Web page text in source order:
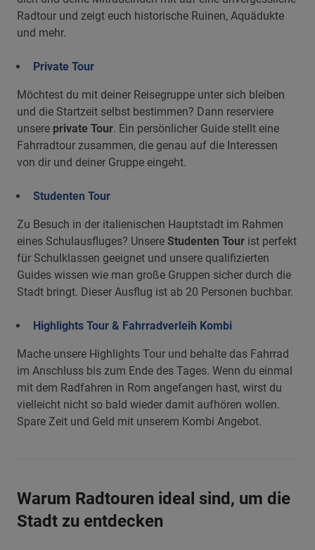
Radtour und zeigt euch historische Ruinen, Aquädukte
und mehr.
Private Tour
Möchtest du mit deiner Reisegruppe unter sich bleiben
und die Startzeit selbst bestimmen? Dann reserviere
unsere private Tour. Ein persönlicher Guide stellt eine
Fahrradtour zusammen, die genau auf die Interessen
von dir und deiner Gruppe eingeht.
Studenten Tour
Zu Besuch in der italienischen Hauptstadt im Rahmen
eines Schulausfluges? Unsere Studenten Tour ist perfekt
für Schulklassen geeignet und unsere qualifizierten
Guides wissen wie man große Gruppen sicher durch die
Stadt bringt. Dieser Ausflug ist ab 20 Personen buchbar.
Highlights Tour & Fahrradverleih Kombi
Mache unsere Highlights Tour und behalte das Fahrrad
im Anschluss bis zum Ende des Tages. Wenn du einmal
mit dem Radfahren in Rom angefangen hast, wirst du
vielleicht nicht so bald wieder damit aufhören wollen.
Spare Zeit und Geld mit unserem Kombi Angebot.
Warum Radtouren ideal sind, um die
Stadt zu entdecken